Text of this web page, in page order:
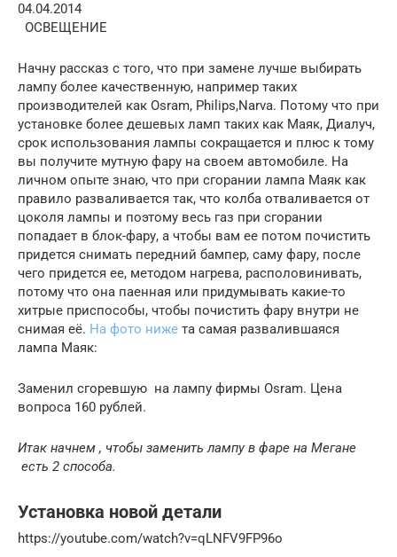
04.04.2014
ОСВЕЩЕНИЕ
Начну рассказ с того, что при замене лучше выбирать
лампу более качественную, например таких
производителей как Osram, Philips,Narva. Потому что при
установке более дешевых ламп таких как Маяк, Диалуч,
срок использования лампы сокращается и плюс к тому
вы получите мутную фару на своем автомобиле. На
личном опыте знаю, что при сгорании лампа Маяк как
правило разваливается так, что колба отваливается от
цоколя лампы и поэтому весь газ при сгорании
попадает в блок-фару, а чтобы вам ее потом почистить
придется снимать передний бампер, саму фару, после
чего придется ее, методом нагрева, располовинивать,
потому что она паенная или придумывать какие-то
хитрые приспособы, чтобы почистить фару внутри не
снимая её. На фото ниже та самая развалившаяся
лампа Маяк:
Заменил сгоревшую на лампу фирмы Osram. Цена
вопроса 160 рублей.
Итак начнем , чтобы заменить лампу в фаре на Мегане
есть 2 способа.
Установка новой детали
https://youtube.com/watch?v=qLNFV9FP96o